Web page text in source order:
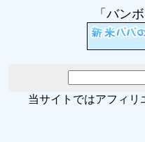
「バン
当サイトではアフィリ